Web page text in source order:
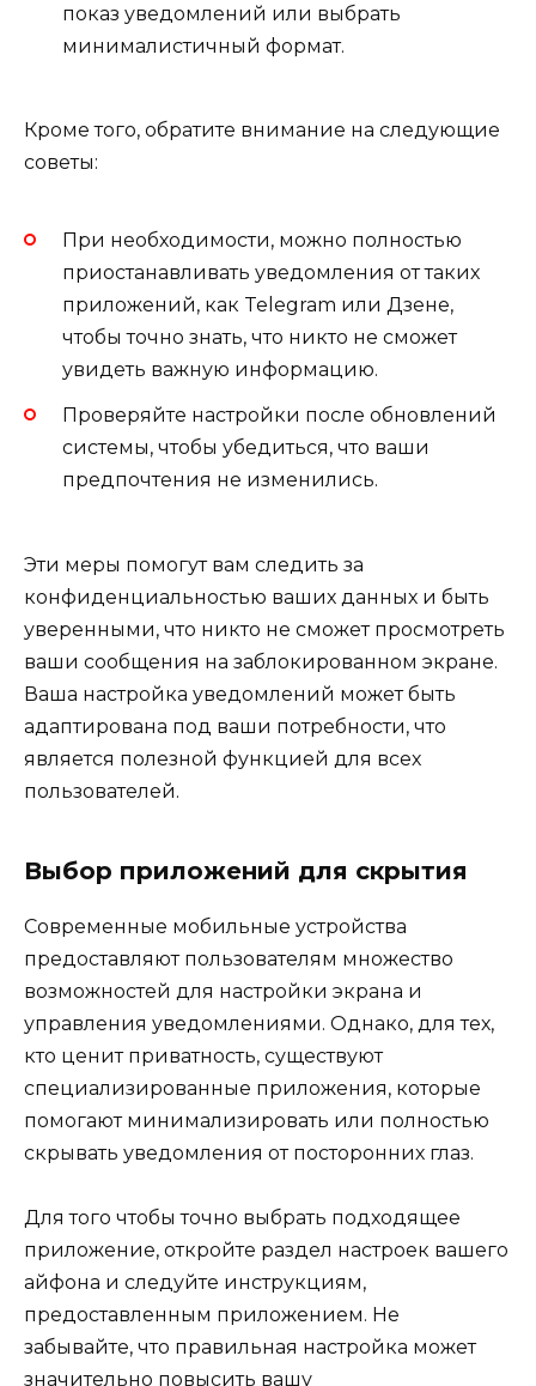
показ уведомлений или выбрать
минималистичный формат.
Кроме того, обратите внимание на следующие
советы:
При необходимости, можно полностью
приостанавливать уведомления от таких
приложений, как Telegram или Дзене,
чтобы точно знать, что никто не сможет
увидеть важную информацию.
Проверяйте настройки после обновлений
системы, чтобы убедиться, что ваши
предпочтения не изменились.
Эти меры помогут вам следить за
конфиденциальностью ваших данных и быть
уверенными, что никто не сможет просмотреть
ваши сообщения на заблокированном экране.
Ваша настройка уведомлений может быть
адаптирована под ваши потребности, что
является полезной функцией для всех
пользователей.
Выбор приложений для скрытия
Современные мобильные устройства
предоставляют пользователям множество
возможностей для настройки экрана и
управления уведомлениями. Однако, для тех,
кто ценит приватность, существуют
специализированные приложения, которые
помогают минимализировать или полностью
скрывать уведомления от посторонних глаз.
Для того чтобы точно выбрать подходящее
приложение, откройте раздел настроек вашего
айфона и следуйте инструкциям,
предоставленным приложением. Не
забывайте, что правильная настройка может
значительно повысить вашу